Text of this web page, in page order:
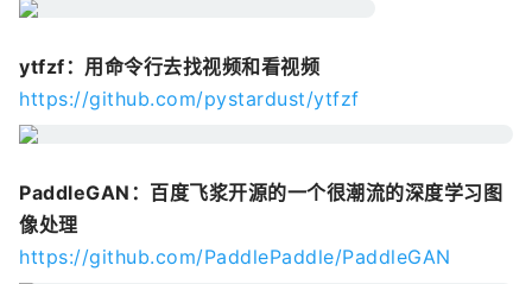
ytfzf：用命令行去找视频和看视频
https://github.com/pystardust/ytfzf
PaddleGAN：百度飞浆开源的一个很潮流的深度学习图
像处理
https://github.com/PaddlePaddle/PaddleGAN